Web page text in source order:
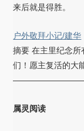
来后就是得胜。
户外敬拜小记/建华
摘要 在主里纪念所
们！愿主复活的大
属灵阅读